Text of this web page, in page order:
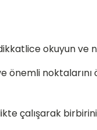
okuyun ve
önemli noktalarını
çalışarak